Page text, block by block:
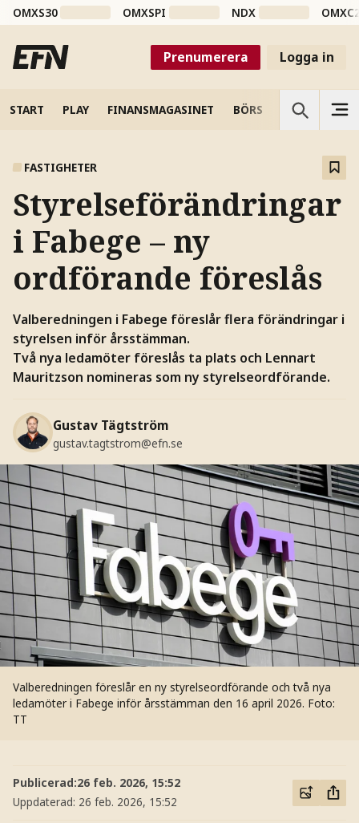
OMXS30 OMXSPI NDX
Prenumerera Logga in
START PLAY FINANSMAGASINET BÖRS VETENSKAP
FASTIGHETER
Styrelseförändringar
i Fabege – ny
ordförande föreslås
Valberedningen i Fabege föreslår flera förändringar i
styrelsen inför årsstämman.
Två nya ledamöter föreslås ta plats och Lennart
Mauritzson nomineras som ny styrelseordförande.
Gustav Tägtström
gustav.tagtstrom@efn.se
Valberedningen föreslår en ny styrelseordförande och två nya
ledamöter i Fabege inför årsstämman den 16 april 2026. Foto:
TT
Publicerad:26 feb. 2026, 15:52
Uppdaterad: 26 feb. 2026, 15:52